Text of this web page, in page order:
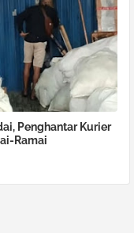
Penghantar Kurier
Ramai